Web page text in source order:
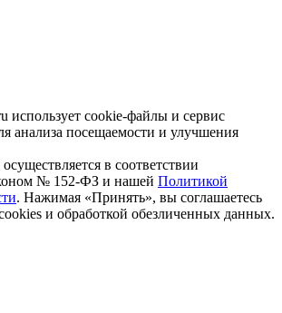
использует cookie-файлы и сервис
анализа посещаемости и улучшения
в соответствии
№ 152-ФЗ и нашей Политикой
. Нажимая «Принять», вы соглашаетесь
и обработкой обезличенных данных.